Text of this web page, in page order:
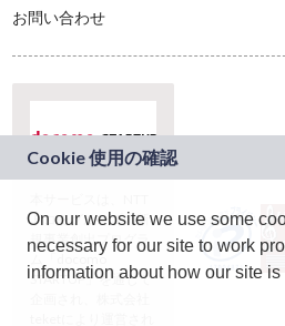
お問い合わせ
ドコモグループの新
規事業創出プログラ
ム「docomo
STARTUP」を通じて
On our website we use some
necessary for our site to work
information about how our site is